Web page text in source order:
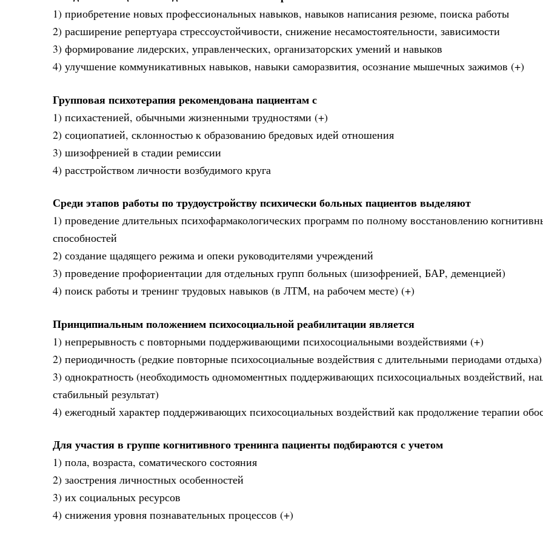
1) приобретение новых профессиональных навыков, навыков написания резюме, поиска работы
2) расширение репертуара стрессоустойчивости, снижение несамостоятельности, зависимости
3) формирование лидерских, управленческих, организаторских умений и навыков
4) улучшение коммуникативных навыков, навыки саморазвития, осознание мышечных зажимов (+)
Групповая психотерапия рекомендована пациентам с
1) психастенией, обычными жизненными трудностями (+)
2) социопатией, склонностью к образованию бредовых идей отношения
3) шизофренией в стадии ремиссии
4) расстройством личности возбудимого круга
Среди этапов работы по трудоустройству психически больных пациентов выделяют
1) проведение длительных психофармакологических программ по полному восстановлению
способностей
2) создание щадящего режима и опеки руководителями учреждений
3) проведение профориентации для отдельных групп больных (шизофренией, БАР, деменцией)
4) поиск работы и тренинг трудовых навыков (в ЛТМ, на рабочем месте) (+)
Принципиальным положением психосоциальной реабилитации является
1) непрерывность с повторными поддерживающими психосоциальными воздействиями (+)
2) периодичность (редкие повторные психосоциальные воздействия с длительными периодами отдыха)
3) однократность (необходимость одномоментных поддерживающих психосоциальных воздействий,
стабильный результат)
4) ежегодный характер поддерживающих психосоциальных воздействий как продолжение терапии
Для участия в группе когнитивного тренинга пациенты подбираются с учетом
1) пола, возраста, соматического состояния
2) заострения личностных особенностей
3) их социальных ресурсов
4) снижения уровня познавательных процессов (+)